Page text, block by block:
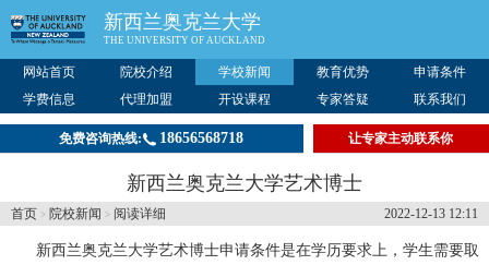
新西兰奥克兰大学
THE UNIVERSITY OF AUCKLAND
网站首页 院校介绍 学校新闻 教育优势
申请条件
学费信息
代理加盟 开设课程 专家答疑 联系我们
免费咨询热线: 18656568718 让专家主动联系你
新西兰奥克兰大学艺术博士
2022-12-13 12:11
首页 > 院校新闻 > 阅读详细
新西兰奥克兰大学艺术博士申请条件是在学历要求上，学生需要取